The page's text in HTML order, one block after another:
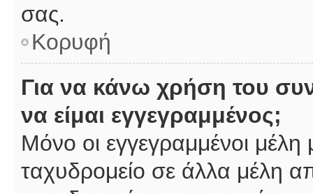
σας.
Κορυφή
Για να κάνω χρήση του
να είμαι εγγεγραμμένος;
Μόνο οι εγγεγραμμένοι
ταχυδρομείο σε άλλα μέλη